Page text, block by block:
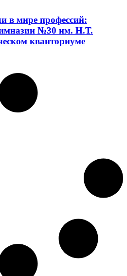
в мире профессий:
№30 им. Н.Т.
кванториуме